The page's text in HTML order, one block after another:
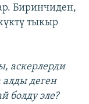
Биринчиден,
тыкыр
аскерлерди
деген
болду эле?